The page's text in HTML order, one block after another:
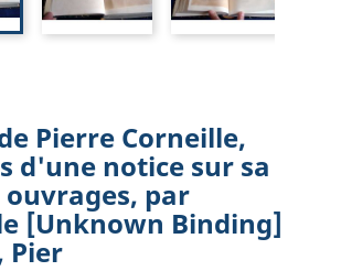
Pierre Corneille,
d'une notice sur sa
ouvrages, par
[Unknown Binding]
Pier